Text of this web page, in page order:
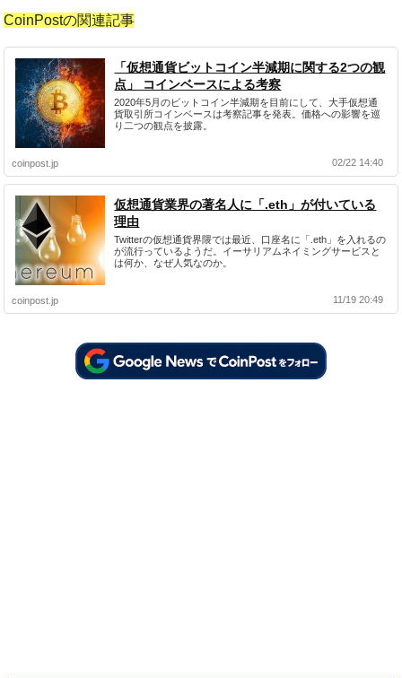
CoinPostの関連記事
「仮想通貨ビットコイン半減期に関する2つの観
点」 コインベースによる考察
2020年5月のビットコイン半減期を目前にして、大手仮想通
貨取引所コインベースは考察記事を発表。価格への影響を巡
り二つの観点を披露。
coinpost.jp 02/22 14:40
仮想通貨業界の著名人に「.eth」が付いている
理由
Twitterの仮想通貨界隈では最近、口座名に「.eth」を入れるの
が流行っているようだ。イーサリアムネイミングサービスと
は何か、なぜ人気なのか。
coinpost.jp 11/19 20:49